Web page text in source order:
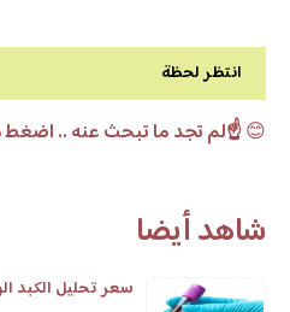
انتظر لحظة
😊☝️لم تجد ما تبحث عنه .. اضغط
شاهد أيضا
سعر تحليل الكبد